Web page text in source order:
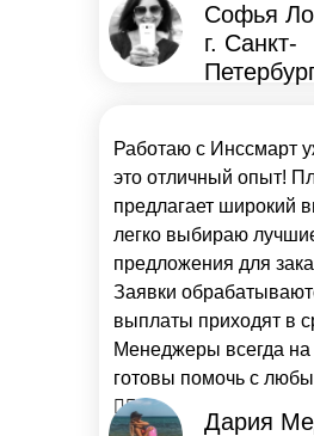
Софья
г. Санкт-
Работаю с Инссмарт
это отличный опыт!
предлагает широкий
легко выбираю
предложения для
Заявки
выплаты приходят в
Менеджеры всегда на
готовы помочь с
👍🏼
Дария